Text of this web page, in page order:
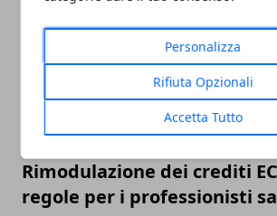
Personalizza
Rifiuta Opzionali
Accetta Tutto
Rimodulazione dei crediti
regole per i professionisti